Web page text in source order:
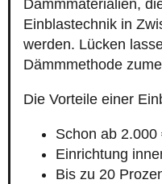
Dämmmaterialien,
Einblastechnik in
werden. Lücken
Dämmmethode
Die Vorteile einer
Schon ab 2.000
Einrichtung
Bis zu 20